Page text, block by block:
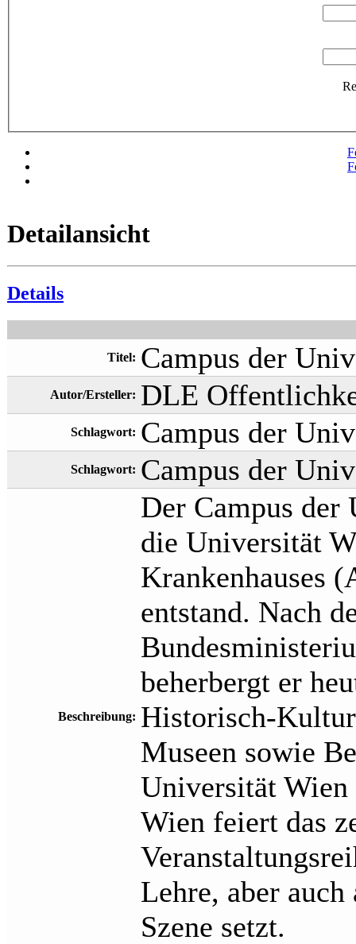
Detailansicht
Details
Titel: Campus der
Autor/Ersteller: DLE
Schlagwort: Campus der
Schlagwort: Campus der
Beschreibung:
Der Campus der
die Universität
Krankenhauses
entstand. Nach
beherbergt er
Historisch-
Museen sowie
Universität
Wien feiert das
Lehre, aber
Szene setzt.